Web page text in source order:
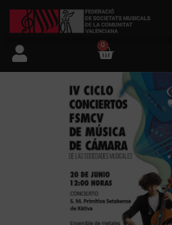
FSMCV
Áreas de gestión
Área educativa
Área artística
0